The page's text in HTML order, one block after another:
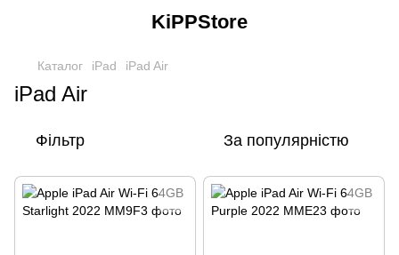
KiPPStore
Каталог iPad iPad Air
iPad Air
Фільтр За популярністю